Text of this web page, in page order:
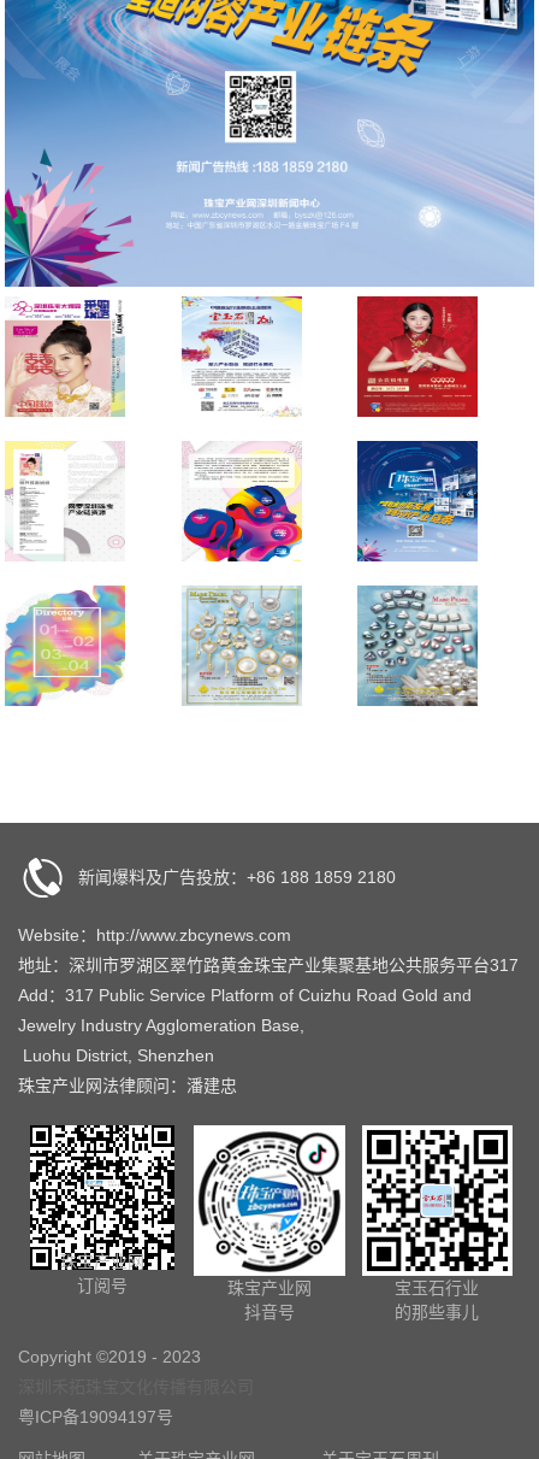
新闻爆料及广告投放：+86 188 1859 2180
Website：http://www.zbcynews.com
地址：深圳市罗湖区翠竹路黄金珠宝产业集聚基地公共服务平台317
Add：317 Public Service Platform of Cuizhu Road Gold and
Jewelry Industry Agglomeration Base,
Luohu District, Shenzhen
珠宝产业网法律顾问：潘建忠
珠宝产业网
订阅号
珠宝产业网
抖音号
宝玉石行业
的那些事儿
Copyright ©2019 - 2023
粤ICP备19094197号